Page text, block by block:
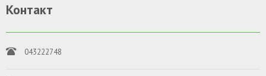
Контакт
043222748